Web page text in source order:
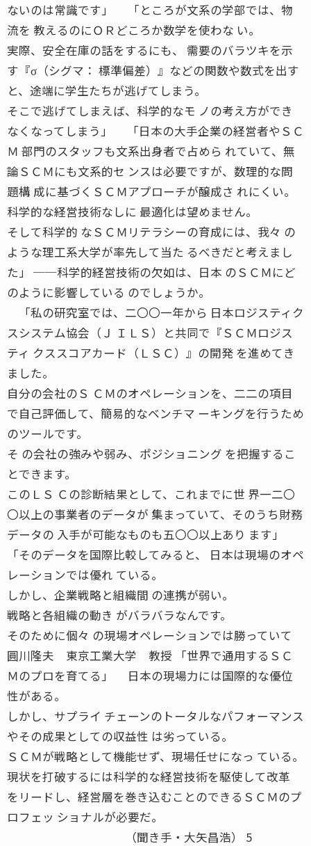
ないのは常識です」 「ところが文系の学部では、物
流を 教えるのにＯＲどころか数学を使わな い。
実際、安全在庫の話をするにも、 需要のバラツキを示
す『σ（シグマ： 標準偏差）』などの関数や数式を出す
と、途端に学生たちが逃げてしまう。
そこで逃げてしまえば、科学的なモ ノの考え方ができ
なくなってしまう」 「日本の大手企業の経営者やＳＣ
Ｍ 部門のスタッフも文系出身者で占めら れていて、無
論ＳＣＭにも文系的セ ンスは必要ですが、数理的な問
題構 成に基づくＳＣＭアプローチが醸成さ れにくい。
科学的な経営技術なしに 最適化は望めません。
そして科学的 なＳＣＭリテラシーの育成には、我々 の
ような理工系大学が率先して当た るべきだと考えまし
た」 ──科学的経営技術の欠如は、日本 のＳＣＭにど
のように影響している のでしょうか。
「私の研究室では、二〇〇一年から 日本ロジスティク
スシステム協会（Ｊ ＩＬＳ）と共同で『ＳＣＭロジス
ティ クススコアカード（ＬＳＣ）』の開発 を進めてき
ました。
自分の会社のＳ ＣＭのオペレーションを、二二の項目
で自己評価して、簡易的なベンチマ ーキングを行うため
のツールです。
そ の会社の強みや弱み、ポジショニング を把握するこ
とできます。
このＬＳ Ｃの診断結果として、これまでに世 界一二〇
〇以上の事業者のデータが 集まっていて、そのうち財務
データの 入手が可能なものも五〇〇以上あり ます」
「そのデータを国際比較してみると、 日本は現場のオペ
レーションでは優れ ている。
しかし、企業戦略と組織間 の連携が弱い。
戦略と各組織の動き がバラバラなんです。
そのために個々 の現場オペレーションでは勝っていて
圓川隆夫 東京工業大学 教授 「世界で通用するＳＣ
Ｍのプロを育てる」 日本の現場力には国際的な優位
性がある。
しかし、サプライ チェーンのトータルなパフォーマンス
やその成果としての収益性 は劣っている。
ＳＣＭが戦略として機能せず、現場任せになっ ている。
現状を打破するには科学的な経営技術を駆使して改革
をリードし、経営層を巻き込むことのできるＳＣＭのプ
ロフェッ ショナルが必要だ。
（聞き手・大矢昌浩） 5